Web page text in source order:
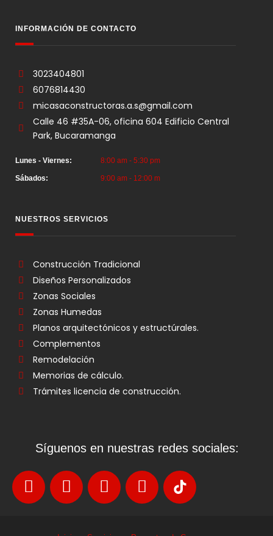
INFORMACIÓN DE CONTACTO
3023404801
6076814430
micasaconstructoras.a.s@gmail.com
Calle 46 #35A-06, oficina 604 Edificio Central
Park, Bucaramanga
Lunes - Viernes: 8:00 am - 5:30 pm
Sábados: 9:00 am - 12:00 m
NUESTROS SERVICIOS
Construcción Tradicional
Diseños Personalizados
Zonas Sociales
Zonas Humedas
Planos arquitectónicos y estructúrales.
Complementos
Remodelación
Memorias de cálculo.
Trámites licencia de construcción.
Síguenos en nuestras redes sociales: